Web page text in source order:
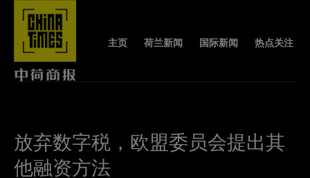
主页 荷兰新闻 国际新闻 热点关注
放弃数字税，欧盟委员会提出其
他融资方法